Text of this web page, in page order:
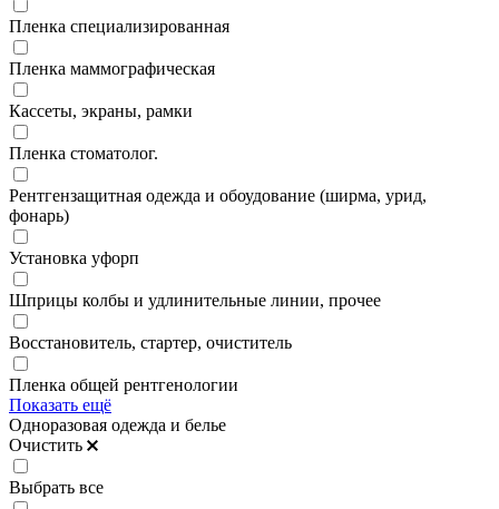
Пленка специализированная
Пленка маммографическая
Кассеты, экраны, рамки
Пленка стоматолог.
Рентгензащитная одежда и обоудование (ширма, урид,
фонарь)
Установка уфорп
Шприцы колбы и удлинительные линии, прочее
Восстановитель, стартер, очиститель
Пленка общей рентгенологии
Показать ещё
Одноразовая одежда и белье
Очистить
Выбрать все